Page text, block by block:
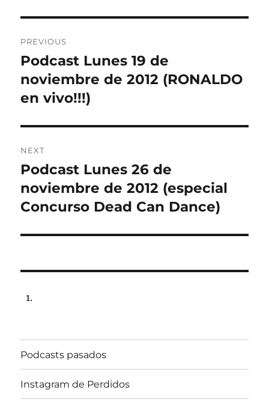
navigation
PREVIOUS
Previous
post:
Podcast Lunes 19 de
noviembre de 2012 (RONALDO
en vivo!!!)
NEXT
Next
post:
Podcast Lunes 26 de
noviembre de 2012 (especial
Concurso Dead Can Dance)
Podcasts pasados
Instagram de Perdidos